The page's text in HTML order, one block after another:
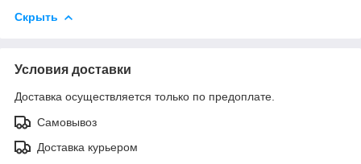
Скрыть
Условия доставки
Доставка осуществляется только по предоплате.
Самовывоз
Доставка курьером